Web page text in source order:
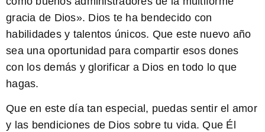
gracia de Dios». Dios te ha bendecido con
habilidades y talentos únicos. Que este nuevo año
sea una oportunidad para compartir esos dones
con los demás y glorificar a Dios en todo lo que
hagas.
Que en este día tan especial, puedas sentir el amor
y las bendiciones de Dios sobre tu vida. Que Él